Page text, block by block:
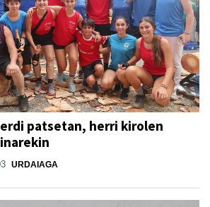
patsetan, herri kirolen
URDAIAGA